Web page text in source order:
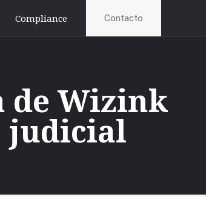
Compliance Contacto
de Wizink
judicial